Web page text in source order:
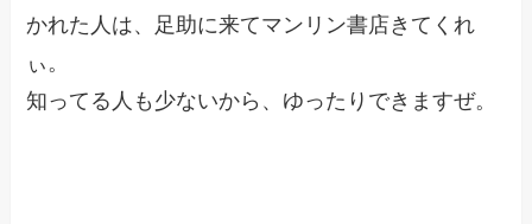
かれた人は、足助に来てマンリン書店きてくれ
ぃ。
知ってる人も少ないから、ゆったりできますぜ。